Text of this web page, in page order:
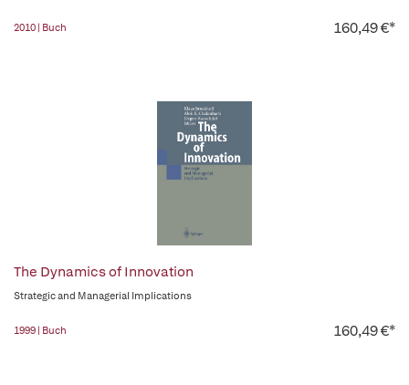
2010 | Buch 160,49 €*
The Dynamics of Innovation
Strategic and Managerial Implications
1999 | Buch 160,49 €*